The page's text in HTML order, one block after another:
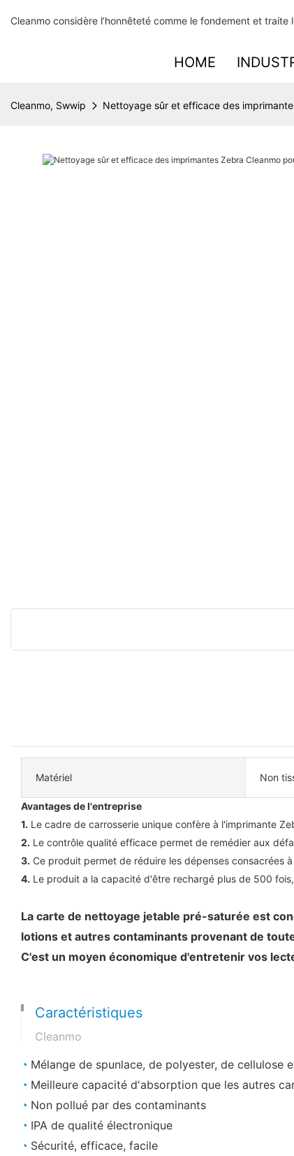
Cleanmo considère l’honnêteté comme le fondement et
HOME
Cleanmo, Swwip Nettoyage sûr et efficace des
Matériel Non
Avantages de l'entreprise
1. Le cadre de carrosserie unique confère à l'imprimante
2. Le contrôle qualité efficace permet de remédier aux
3. Ce produit permet de réduire les dépenses consacrées
4. Le produit a la capacité d'être rechargé plus de 500
La carte de nettoyage jetable pré-saturée est
lotions et autres contaminants provenant de
C'est un moyen économique d'entretenir vos
Caractéristiques
Cleanmo
◔ Mélange de spunlace, de polyester, de cellulose
◔ Meilleure capacité d'absorption que les autres
◔ Non pollué par des contaminants
◔ IPA de qualité électronique
◔ Sécurité, efficace, facile